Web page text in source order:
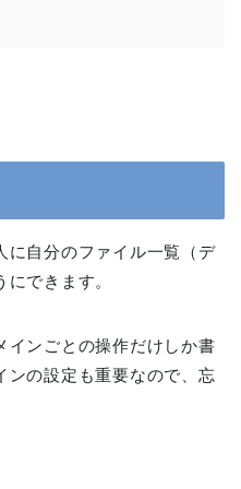
に自分のファイル一覧（デ
できます。
インごとの操作だけしか書
ンの設定も重要なので、忘